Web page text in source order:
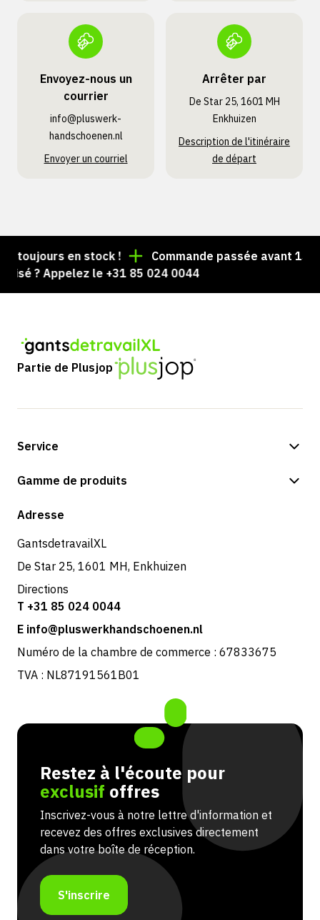
Envoyez-nous un
courrier
info@pluswerk­
handschoenen.nl
Envoyer un courriel
Arrêter par
De Star 25, 1601 MH
Enkhuizen
Description de l'itinéraire
de départ
en stock !
Commande passée avant 15 h =
? Appelez le +31 85 024 0044
Partie de Plusjop
Service
Options de paiement
Retours et service
Gamme de produits
Boutique
Adresse
GantsdetravailXL
De Star 25, 1601 MH, Enkhuizen
Directions
T +31 85 024 0044
E info@pluswerkhandschoenen.nl
Numéro de la chambre de commerce : 67833675
TVA : NL87191561B01
Restez à l'écoute pour
exclusif offres
Inscrivez-vous à notre lettre d'information et
recevez des offres exclusives directement
dans votre boîte de réception.
S'inscrire